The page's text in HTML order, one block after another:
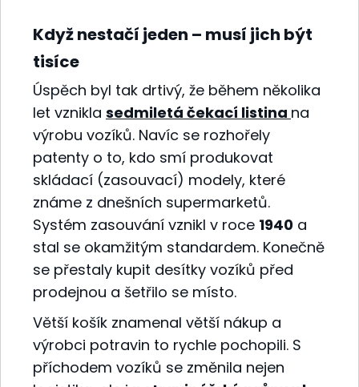
Když nestačí jeden – musí jich být
tisíce
Úspěch byl tak drtivý, že během několika
let vznikla sedmiletá čekací listina na
výrobu vozíků. Navíc se rozhořely
patenty o to, kdo smí produkovat
skládací (zasouvací) modely, které
známe z dnešních supermarketů.
Systém zasouvání vznikl v roce 1940 a
stal se okamžitým standardem. Konečně
se přestaly kupit desítky vozíků před
prodejnou a šetřilo se místo.
Větší košík znamenal větší nákup a
výrobci potravin to rychle pochopili. S
příchodem vozíků se změnila nejen